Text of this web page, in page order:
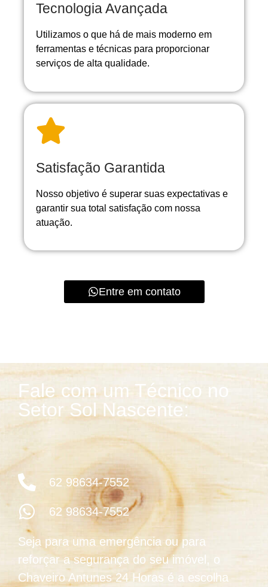
Tecnologia Avançada
Utilizamos o que há de mais moderno em
ferramentas e técnicas para proporcionar
serviços de alta qualidade.
Satisfação Garantida
Nosso objetivo é superar suas expectativas e
garantir sua total satisfação com nossa
atuação.
Entre em contato
Fale com um Técnico no
Setor Sol Nascente:
62 98634-7552
62 98634-7552
Seja para uma emergência ou para
reforçar a segurança do seu imóvel, o
Chaveiro Antunes 24 Horas é a escolha